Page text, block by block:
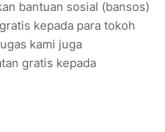
bantuan sosial (bansos)
kepada para tokoh
kami juga
gratis kepada